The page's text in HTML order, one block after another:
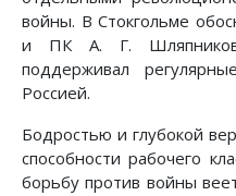
войны. В Стокгольме
и ПК А. Г.
поддерживал
Россией.
Бодростью и глубокой
способности рабочего
борьбу против войны